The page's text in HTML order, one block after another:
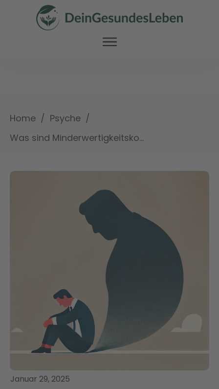
Home / Psyche /
Was sind Minderwertigkeitskomplexe?
Januar 29, 2025